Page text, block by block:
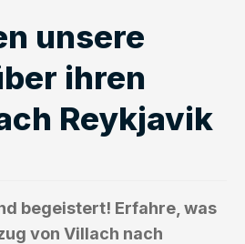
unsere
ihren
Reykjavik
begeistert! Erfahre, was
von Villach nach